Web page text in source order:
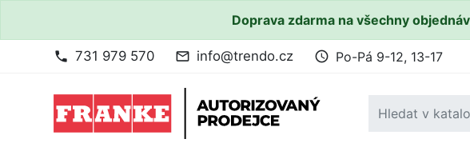
Doprava zdarma na všechny
phone 731 979 570 mail_outline info@trendo.cz access_time Po-Pá 9-12, 13-17